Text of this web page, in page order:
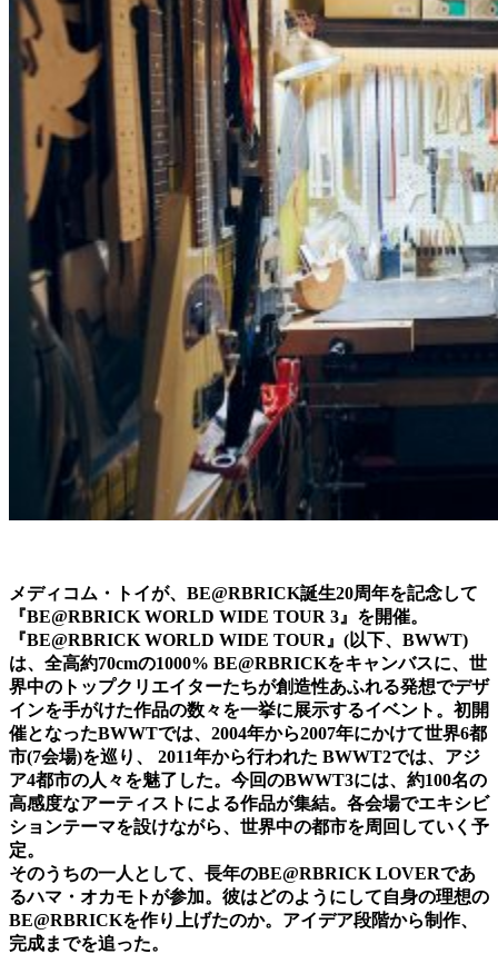
メディコム・トイが、BE@RBRICK誕生20周年を記念して
『BE@RBRICK WORLD WIDE TOUR 3』を開催。
『BE@RBRICK WORLD WIDE TOUR』(以下、BWWT)
は、全高約70cmの1000% BE@RBRICKをキャンバスに、世
界中のトップクリエイターたちが創造性あふれる発想でデザ
インを手がけた作品の数々を一挙に展示するイベント。初開
催となったBWWTでは、2004年から2007年にかけて世界6都
市(7会場)を巡り、 2011年から行われた BWWT2では、アジ
ア4都市の人々を魅了した。今回のBWWT3には、約100名の
高感度なアーティストによる作品が集結。各会場でエキシビ
ションテーマを設けながら、世界中の都市を周回していく予
定。
そのうちの一人として、長年のBE@RBRICK LOVERであ
るハマ・オカモトが参加。彼はどのようにして自身の理想の
BE@RBRICKを作り上げたのか。アイデア段階から制作、
完成までを追った。